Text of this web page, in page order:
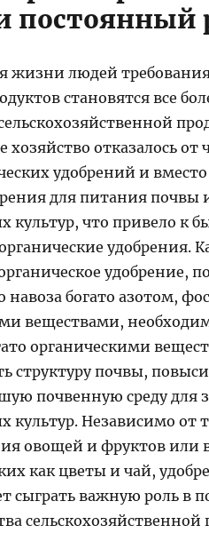
постоянный
людей требования
становятся все
хозяйство отказалось от
удобрений и вместо
для питания
культур, что привело к
удобрения.
удобрение,
навоза богато азотом,
веществами,
органическими
структуру почвы,
почвенную среду для
культур. Независимо от
овощей и фруктов или
как цветы и чай,
сыграть важную роль в
сельскохозяйственной